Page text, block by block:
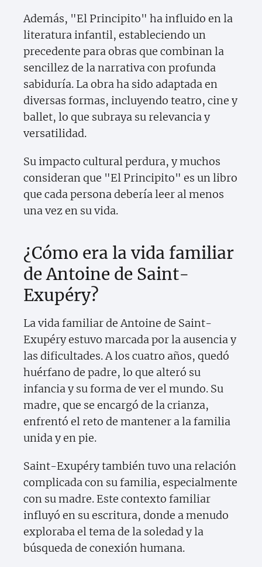
Además, "El Principito" ha influido en la
literatura infantil, estableciendo un
precedente para obras que combinan la
sencillez de la narrativa con profunda
sabiduría. La obra ha sido adaptada en
diversas formas, incluyendo teatro, cine y
ballet, lo que subraya su relevancia y
versatilidad.
Su impacto cultural perdura, y muchos
consideran que "El Principito" es un libro
que cada persona debería leer al menos
una vez en su vida.
¿Cómo era la vida familiar
de Antoine de Saint-
Exupéry?
La vida familiar de Antoine de Saint-
Exupéry estuvo marcada por la ausencia y
las dificultades. A los cuatro años, quedó
huérfano de padre, lo que alteró su
infancia y su forma de ver el mundo. Su
madre, que se encargó de la crianza,
enfrentó el reto de mantener a la familia
unida y en pie.
Saint-Exupéry también tuvo una relación
complicada con su familia, especialmente
con su madre. Este contexto familiar
influyó en su escritura, donde a menudo
exploraba el tema de la soledad y la
búsqueda de conexión humana.